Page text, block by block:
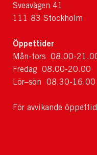
Sveavägen 41
111 83 Stockholm
Öppettider
Mån-tors 08.00-
Fredag 08.00-20.00
Lör–sön 08.30-16.00
För avvikande